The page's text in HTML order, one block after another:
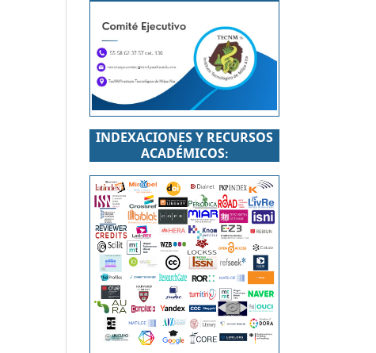
INDEXACIONES Y RECURSOS
ACADÉMICOS: